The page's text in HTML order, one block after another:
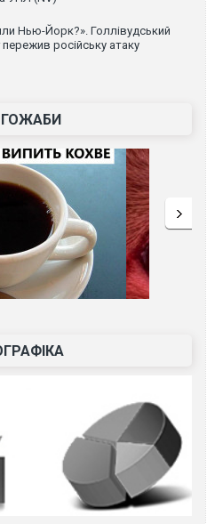
Нью-Йорк?». Голлівудський
російську атаку